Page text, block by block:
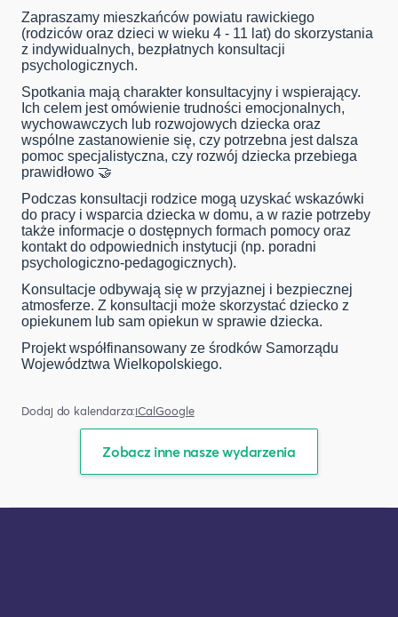
Zapraszamy mieszkańców powiatu rawickiego
(rodziców oraz dzieci w wieku 4 - 11 lat) do skorzystania
z indywidualnych, bezpłatnych konsultacji
psychologicznych.
Spotkania mają charakter konsultacyjny i wspierający.
Ich celem jest omówienie trudności emocjonalnych,
wychowawczych lub rozwojowych dziecka oraz
wspólne zastanowienie się, czy potrzebna jest dalsza
pomoc specjalistyczna, czy rozwój dziecka przebiega
prawidłowo 🤝
Podczas konsultacji rodzice mogą uzyskać wskazówki
do pracy i wsparcia dziecka w domu, a w razie potrzeby
także informacje o dostępnych formach pomocy oraz
kontakt do odpowiednich instytucji (np. poradni
psychologiczno-pedagogicznych).
Konsultacje odbywają się w przyjaznej i bezpiecznej
atmosferze. Z konsultacji może skorzystać dziecko z
opiekunem lub sam opiekun w sprawie dziecka.
Projekt współfinansowany ze środków Samorządu
Województwa Wielkopolskiego.
Dodaj do kalendarza:iCalGoogle
Zobacz inne nasze wydarzenia